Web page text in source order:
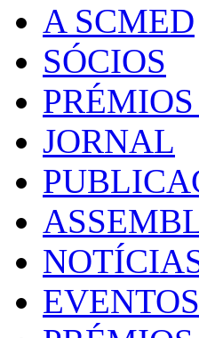
A SCMED
SÓCIOS
JORNAL
EVENTOS